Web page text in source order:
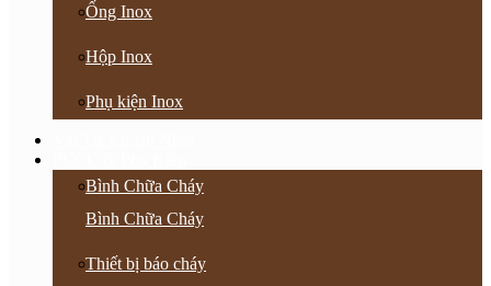
Ống Inox
Hộp Inox
Phụ kiện Inox
Bình Chữa Cháy
Bình Chữa Cháy
Thiết bị báo cháy